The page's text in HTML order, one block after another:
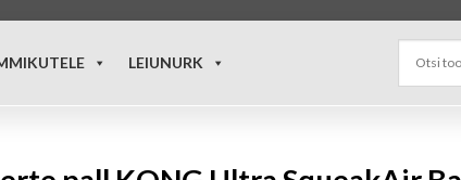
LEIUNURK